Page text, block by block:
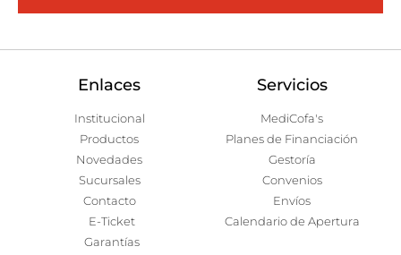
Enlaces
Institucional
Productos
Novedades
Sucursales
Contacto
E-Ticket
Garantías
Servicios
MediCofa's
Planes de Financiación
Gestoría
Convenios
Envíos
Calendario de Apertura